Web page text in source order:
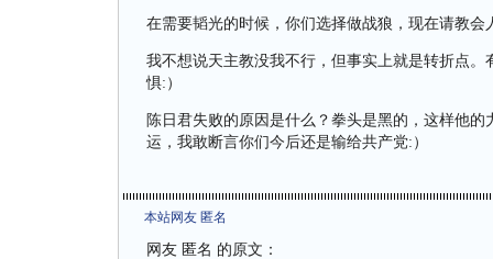
在需要韬光的时候，你们选择做战狼，现在请教会
我不想说天主教没我不行，但事实上就是转折点
惧:）
陈日君失败的原因是什么？拳头是黑的，这样他
运，我敢断言你们今后还是输给共产党:）
本站网友 匿名
网友 匿名 的原文：